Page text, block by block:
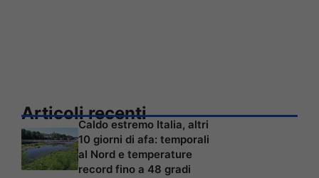
Articoli recenti
Caldo estremo Italia, altri
10 giorni di afa: temporali
al Nord e temperature
record fino a 48 gradi